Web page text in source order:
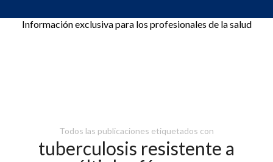
Información exclusiva para los profesionales de la salud
Todos las publicaciones etiquetados con
tuberculosis resistente a